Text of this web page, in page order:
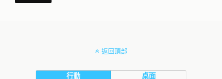
返回頂部
行動 桌面